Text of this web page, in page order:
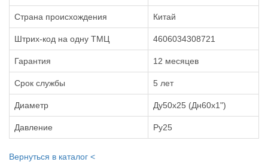
Страна происхождения Китай
Штрих-код на одну ТМЦ 4606034308721
Гарантия 12 месяцев
Срок службы 5 лет
Диаметр Ду50х25 (Дн60х1")
Давление Ру25
Вернуться в каталог <